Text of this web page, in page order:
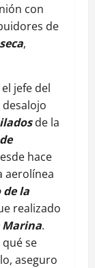
con
de
,
jefe del
de la
hace
aerolínea
la
realizado
Marina.
se
aseguro